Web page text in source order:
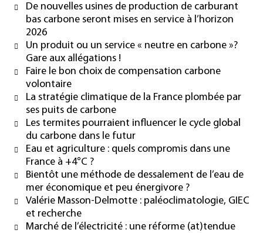
De nouvelles usines de production de carburant
bas carbone seront mises en service à l’horizon
2026
Un produit ou un service « neutre en carbone »?
Gare aux allégations !
Faire le bon choix de compensation carbone
volontaire
La stratégie climatique de la France plombée par
ses puits de carbone
Les termites pourraient influencer le cycle global
du carbone dans le futur
Eau et agriculture : quels compromis dans une
France à +4°C ?
Bientôt une méthode de dessalement de l’eau de
mer économique et peu énergivore ?
Valérie Masson-Delmotte : paléoclimatologie, GIEC
et recherche
Marché de l’électricité : une réforme (at)tendue